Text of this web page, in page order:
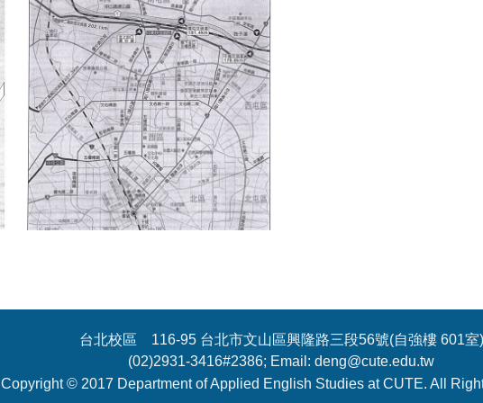
台北校區 116-95 台北市文山區興隆路三段56號(自強樓 601室)
(02)2931-3416#2386; Email: deng@cute.edu.tw
Copyright © 2017 Department of Applied English Studies at CUTE. All